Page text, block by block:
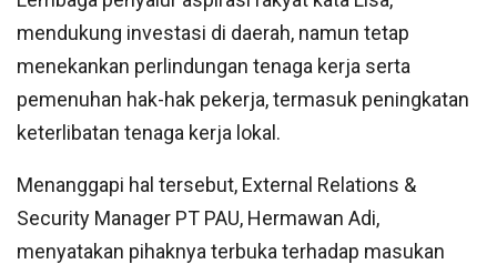
mendukung investasi di daerah, namun tetap
menekankan perlindungan tenaga kerja serta
pemenuhan hak-hak pekerja, termasuk peningkatan
keterlibatan tenaga kerja lokal.
Menanggapi hal tersebut, External Relations &
Security Manager PT PAU, Hermawan Adi,
menyatakan pihaknya terbuka terhadap masukan